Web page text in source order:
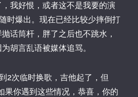
我好恨，或者这不是我要的演
时爆出。现在已经比较少摔倒打
话筒杆，胖了之后也不跳水，
胡言乱语被媒体追骂。
2次临时换歌，吉他起了，但
果你遇到这些情况，恭喜，你的